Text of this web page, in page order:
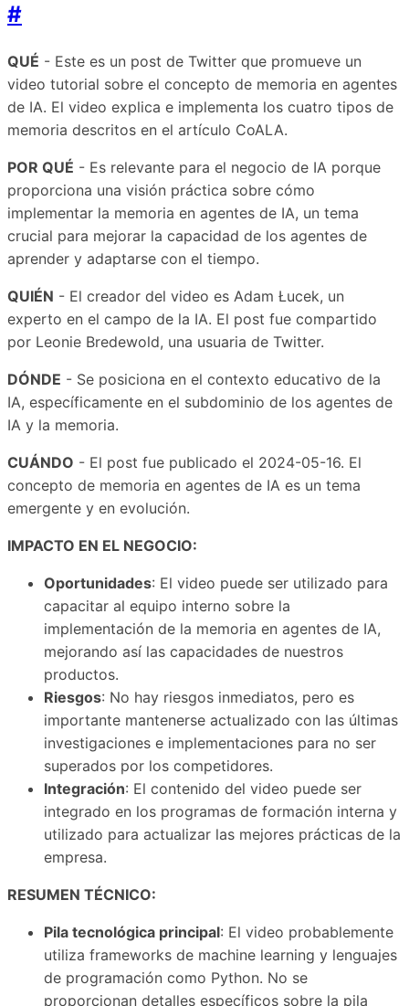
#
QUÉ - Este es un post de Twitter que promueve un
video tutorial sobre el concepto de memoria en agentes
de IA. El video explica e implementa los cuatro tipos de
memoria descritos en el artículo CoALA.
POR QUÉ - Es relevante para el negocio de IA porque
proporciona una visión práctica sobre cómo
implementar la memoria en agentes de IA, un tema
crucial para mejorar la capacidad de los agentes de
aprender y adaptarse con el tiempo.
QUIÉN - El creador del video es Adam Łucek, un
experto en el campo de la IA. El post fue compartido
por Leonie Bredewold, una usuaria de Twitter.
DÓNDE - Se posiciona en el contexto educativo de la
IA, específicamente en el subdominio de los agentes de
IA y la memoria.
CUÁNDO - El post fue publicado el 2024-05-16. El
concepto de memoria en agentes de IA es un tema
emergente y en evolución.
IMPACTO EN EL NEGOCIO:
Oportunidades: El video puede ser utilizado para
capacitar al equipo interno sobre la
implementación de la memoria en agentes de IA,
mejorando así las capacidades de nuestros
productos.
Riesgos: No hay riesgos inmediatos, pero es
importante mantenerse actualizado con las últimas
investigaciones e implementaciones para no ser
superados por los competidores.
Integración: El contenido del video puede ser
integrado en los programas de formación interna y
utilizado para actualizar las mejores prácticas de la
empresa.
RESUMEN TÉCNICO:
Pila tecnológica principal: El video probablemente
utiliza frameworks de machine learning y lenguajes
de programación como Python. No se
proporcionan detalles específicos sobre la pila